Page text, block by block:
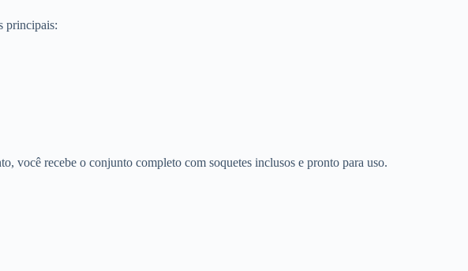
principais:
você recebe o conjunto completo com soquetes inclusos e pronto para uso.